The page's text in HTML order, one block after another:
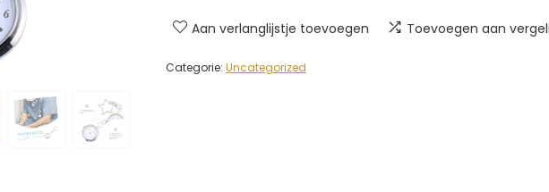
Aan verlanglijstje toevoegen Toevoegen aan
Categorie: Uncategorized